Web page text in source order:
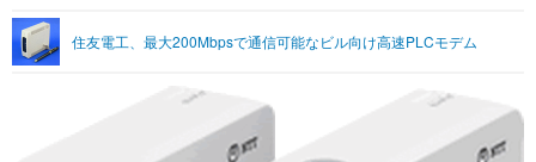
その他
住友電工、最大200Mbpsで通信可能なビル向け高速PLCモデム